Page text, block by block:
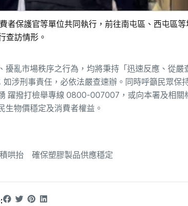
保護官等單位共同執行，前往南屯區、西屯區
查訪情形。
亂市場秩序之行為，均將秉持「迅速反應、從嚴
涉刑事責任，必依法嚴查速辦。同時呼籲民眾保
躍撥打檢舉專線 0800-007007，或向本署及相關
物價穩定及消費者權益。
哄抬 確保塑膠製品供應穩定